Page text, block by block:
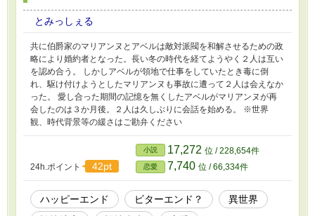
とみっしぇる
共に伯爵家のマリアンヌとアベルは敵対派閥を和解させるための政
略により婚約者となった。長い冬の時代を経てようやく２人は互い
を認め合う。 しかしアベルが領地で仕事をしていたとき毒に倒
れ、駆け付けようとしたマリアンヌも事故に遭って２人は会えなか
った。 愛し合った期間の記憶を無くしたアベルがマリアンヌが再
会したのは３か月後。２人は久しぶりに会話を始める。 ※世界
観、時代背景等の緩さはご勘弁ください
24h.ポイント 42pt
小説 17,272 位 / 228,654件
恋愛 7,740 位 / 66,334件
ハッピーエンド ビターエンド？
異世界